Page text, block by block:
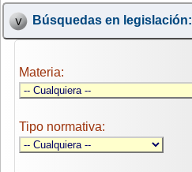
Búsquedas en legislación:
Materia:
Tipo normativa: